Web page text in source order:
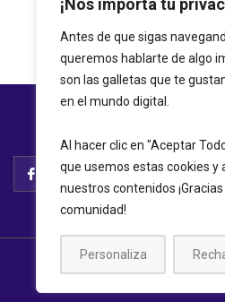
¡Nos importa tu
Antes de que sigas
queremos hablarte de algo
son las galletas que te
en el mundo digital.
Al hacer clic en "Aceptar
que usemos estas cookies y
nuestros contenidos
comunidad!
Personaliza